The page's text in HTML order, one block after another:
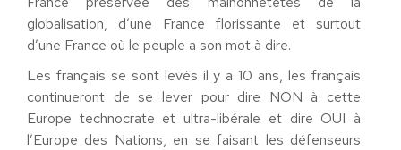
globalisation, d’une France florissante et surtout
d’une France où le peuple a son mot à dire.
Les français se sont levés il y a 10 ans, les français
continueront de se lever pour dire NON à cette
Europe technocrate et ultra-libérale et dire OUI à
l’Europe des Nations, en se faisant les défenseurs